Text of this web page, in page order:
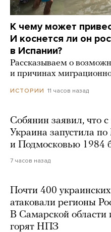
К чему может
И коснется ли он
в Испании?
Рассказываем о
и причинах
ИСТОРИИ 11 часов назад
Собянин заявил, что с
Украина запустила
и Подмосковью 1984
7 часов назад
Почти 400
атаковали регионы
В Самарской области
горят НПЗ